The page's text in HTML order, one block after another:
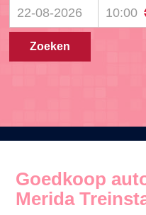
Goedkoop
Merida